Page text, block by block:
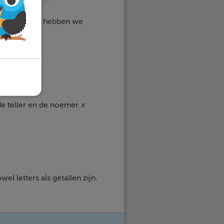
Dan hebben we
x
teller en de noemer x
letters als getallen zijn.